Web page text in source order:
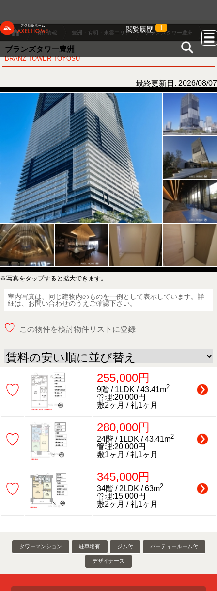
閲覧履歴 1
物件情報 豊洲・有明・東雲エリア ブランズタワー豊洲
ブランズタワー豊洲
BRANZ TOWER TOYOSU
最終更新日: 2026/08/07
※写真をタップすると拡大できます。
室内写真は、同じ建物内のものを一例として表示しています。詳
細は、お問い合わせのうえご確認下さい。
♡ この物件を検討物件リストに登録
♡
255,000円
9階 / 1LDK / 43.41m2
管理:20,000円
敷2ヶ月 / 礼1ヶ月
♡
280,000円
24階 / 1LDK / 43.41m2
管理:20,000円
敷1ヶ月 / 礼1ヶ月
♡
345,000円
34階 / 2LDK / 63m2
管理:15,000円
敷2ヶ月 / 礼1ヶ月
タワーマンション 駐車場有 ジム付 パーティールーム付
デザイナーズ